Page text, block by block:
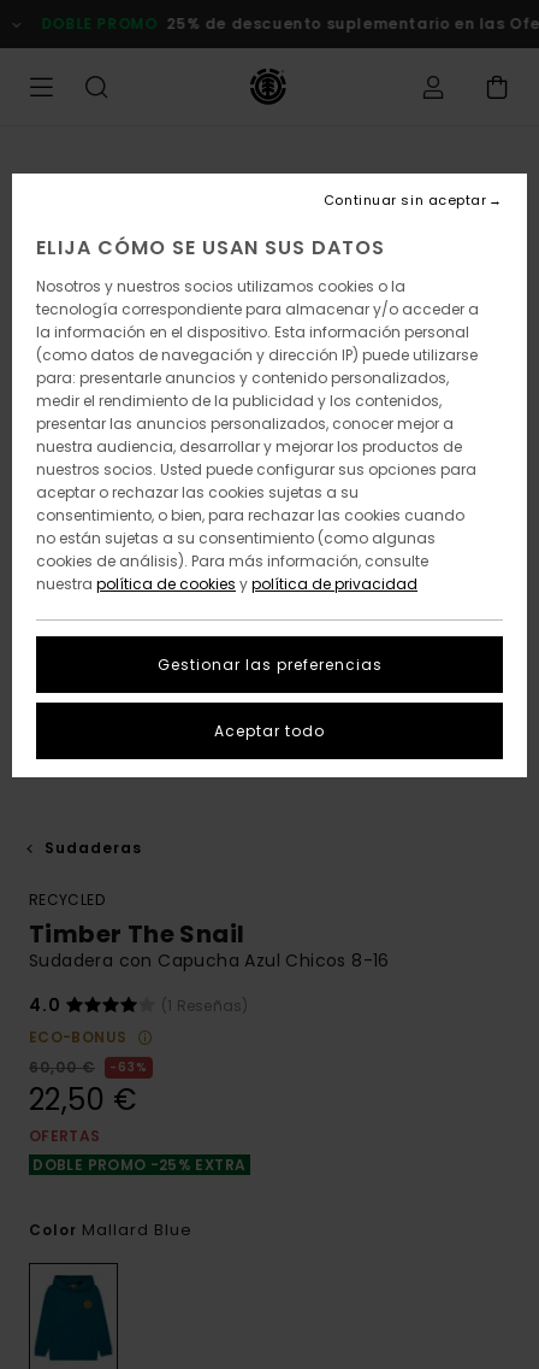
la
DOBLE PROMO 25% de descuento suplementario en las
Sudaderas
RECYCLED
Timber The Snail
Sudadera con Capucha Azul Chicos 8-16
4.0
(1 Reseñas)
ECO-BONUS
60,00 €
63%
22,50 €
OFERTAS
DOBLE PROMO -25% EXTRA
Color Mallard Blue
ELIJA CÓMO SE USAN SUS DATOS
Nosotros y nuestros socios utilizamos cookies o la
tecnología correspondiente para almacenar y/o acceder a
la información en el dispositivo. Esta información personal
(como datos de navegación y dirección IP) puede utilizarse
para: presentarle anuncios y contenido personalizados,
medir el rendimiento de la publicidad y los contenidos,
presentar las anuncios personalizados, conocer mejor a
nuestra audiencia, desarrollar y mejorar los productos de
nuestros socios. Usted puede configurar sus opciones para
aceptar o rechazar las cookies sujetas a su
consentimiento, o bien, para rechazar las cookies cuando
no están sujetas a su consentimiento (como algunas
cookies de análisis). Para más información, consulte
nuestra política de cookies ypolítica de privacidad
Gestionar las preferencias
Continuar sin aceptar
Aceptar todo